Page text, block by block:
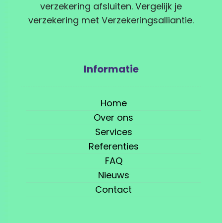
verzekering met Verzekeringsalliantie.
Over ons
Services
Referenties
FAQ
Nieuws
Contact